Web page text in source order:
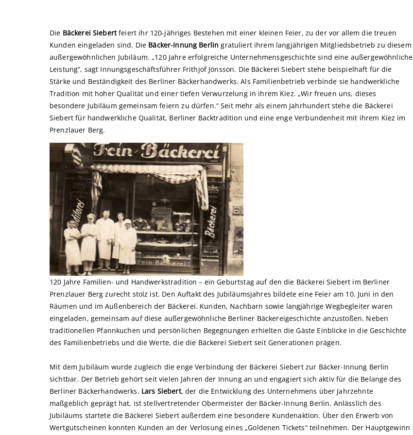
Die Bäckerei Siebertfeiert ihr 120-jähriges Bestehen mit einer kleinen Feier, zu der vor allem die treuen
Kunden eingeladen sind. Die Bäcker-Innung Berlin gratuliert ihrem langjährigen Mitgliedsbetrieb zu diesem
außergewöhnlichen Jubiläum. „120 Jahre erfolgreiche Unternehmensgeschichte sind eine außergewöhnliche
Leistung“, sagt Innungsgeschäftsführer Frithjof Jönsson. Die Bäckerei Siebert stehe beispielhaft für die
Stärke und Beständigkeit des Berliner Bäckerhandwerks. Als Familienbetrieb verbinde sie handwerkliche
Tradition mit hoher Qualität und einer tiefen Verwurzelung in ihrem Kiez. „Wir freuen uns, dieses
besondere Jubiläum gemeinsam feiern zu dürfen.“ Seit mehr als einem Jahrhundert stehe die Bäckerei
Siebert für handwerkliche Qualität, Berliner Backtradition und eine enge Verbundenheit mit ihrem Kiez im
Prenzlauer Berg.
120 Jahre Familien- und Handwerkstradition – ein Geburtstag auf den die Bäckerei Siebert im Berliner
Prenzlauer Berg zurecht stolz ist. Den Auftakt des Jubiläumsjahres bildete eine Feier am 10. Juni in den
Räumen und im Außenbereich der Bäckerei. Kunden, Nachbarn sowie langjährige Wegbegleiter waren
eingeladen, gemeinsam auf diese außergewöhnliche Berliner Bäckereigeschichte anzustoßen. Neben
traditionellen Pfannkuchen und persönlichen Begegnungen erhielten die Gäste Einblicke in die Geschichte
des Familienbetriebs und die Werte, die die Bäckerei Siebert seit Generationen prägen.
Mit dem Jubiläum wurde zugleich die enge Verbindung der Bäckerei Siebert zur Bäcker-Innung Berlin
sichtbar. Der Betrieb gehört seit vielen Jahren der Innung an und engagiert sich aktiv für die Belange des
Berliner Bäckerhandwerks. Lars Siebert, der die Entwicklung des Unternehmens über Jahrzehnte
maßgeblich geprägt hat, ist stellvertretender Obermeister der Bäcker-Innung Berlin. Anlässlich des
Jubiläums startete die Bäckerei Siebert außerdem eine besondere Kundenaktion. Über den Erwerb von
Wertgutscheinen konnten Kunden an der Verlosung eines „Goldenen Tickets“ teilnehmen. Der Hauptgewinn